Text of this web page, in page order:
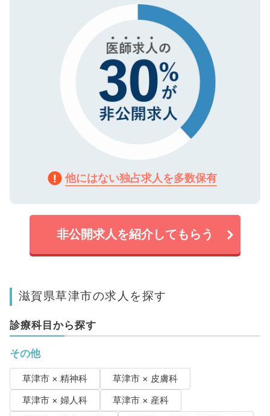
で、機密保持に関してもご安心ください。
他にはない独占求人を多数保有
非公開求人を紹介してもらう
滋賀県草津市の求人を探す
診療科目から探す
その他
草津市 × 精神科
草津市 × 皮膚科
草津市 × 婦人科
草津市 × 産科